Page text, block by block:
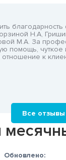
благодарность
Н.А,
М.А. За
помощь, чуткое
к
Все отзывы
Обновлено: